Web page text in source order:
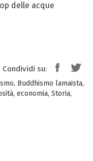
delle acque
Condividi su:
, Buddhismo lamaista,
, economia, Storia,